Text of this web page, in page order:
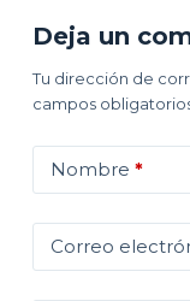
Deja un
Tu dirección de
campos
Nombre *
Correo